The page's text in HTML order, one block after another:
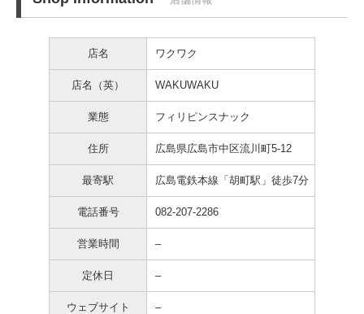
店名 ワクワク
店名（英） WAKUWAKU
業態 フィリピンスナック
住所 広島県広島市中区流川町5-12
最寄駅 広島電鉄本線「胡町駅」徒歩7分
電話番号 082-207-2286
営業時間 –
定休日 –
ウェブサイト –